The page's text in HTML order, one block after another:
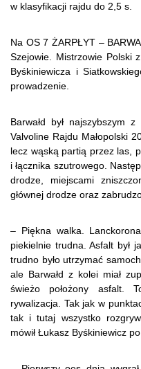
w klasyfikacji rajdu do 2,5 s.
Na OS 7 ŻARPŁYT –
Szejowie. Mistrzowie Polski
Byśkiniewicza i
prowadzenie.
Barwałd był najszybszym
Valvoline Rajdu Małopolski
lecz wąską partią przez las,
i łącznika szutrowego.
drodze, miejscami
głównej drodze oraz
– Piękna walka.
piekielnie trudna. Asfalt był
trudno było utrzymać
ale Barwałd z kolei miał
świeżo położony asfalt.
rywalizacja. Tak jak w
tak i tutaj wszystko
mówił Łukasz Byśkiniewicz